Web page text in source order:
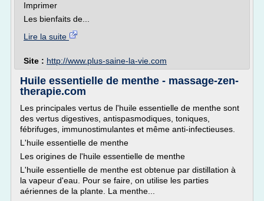
Imprimer
Les bienfaits de...
Lire la suite
Site : http://www.plus-saine-la-vie.com
Huile essentielle de menthe - massage-zen-
therapie.com
Les principales vertus de l'huile essentielle de menthe sont
des vertus digestives, antispasmodiques, toniques,
fébrifuges, immunostimulantes et même anti-infectieuses.
L'huile essentielle de menthe
Les origines de l'huile essentielle de menthe
L'huile essentielle de menthe est obtenue par distillation à
la vapeur d'eau. Pour se faire, on utilise les parties
aériennes de la plante. La menthe...